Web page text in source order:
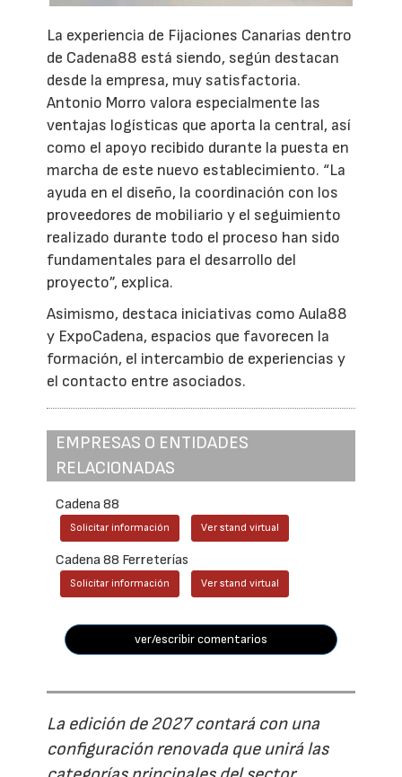
La experiencia de Fijaciones Canarias dentro
de Cadena88 está siendo, según destacan
desde la empresa, muy satisfactoria.
Antonio Morro valora especialmente las
ventajas logísticas que aporta la central, así
como el apoyo recibido durante la puesta en
marcha de este nuevo establecimiento. “La
ayuda en el diseño, la coordinación con los
proveedores de mobiliario y el seguimiento
realizado durante todo el proceso han sido
fundamentales para el desarrollo del
proyecto”, explica.
Asimismo, destaca iniciativas como Aula88
y ExpoCadena, espacios que favorecen la
formación, el intercambio de experiencias y
el contacto entre asociados.
EMPRESAS O ENTIDADES
RELACIONADAS
Cadena 88
Solicitar información Ver stand virtual
Cadena 88 Ferreterías
Solicitar información Ver stand virtual
ver/escribir comentarios
La edición de 2027 contará con una
configuración renovada que unirá las